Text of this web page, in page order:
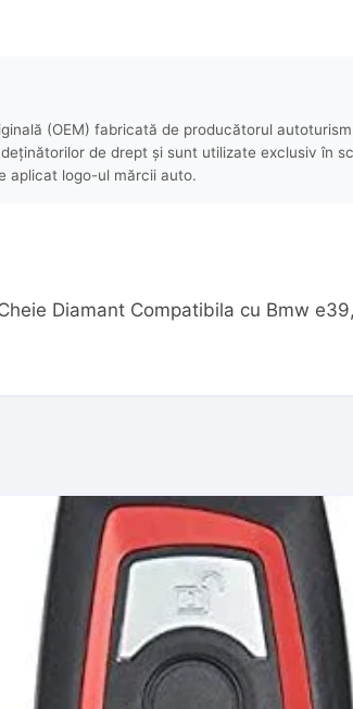
(OEM) fabricată de producătorul
de drept și sunt utilizate exclusiv în
aplicat logo-ul mărcii auto.
Diamant Compatibila cu Bmw